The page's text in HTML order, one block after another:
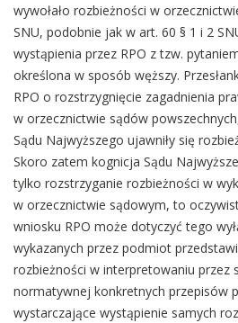
wywołało rozbieżności w
SNU, podobnie jak w art. 60 § 1 i 2
wystąpienia przez RPO z tzw.
określona w sposób węższy.
RPO o rozstrzygnięcie zagadnienia
w orzecznictwie sądów
Sądu Najwyższego ujawniły się
Skoro zatem kognicja Sądu
tylko rozstrzyganie rozbieżności w
w orzecznictwie sądowym, to
wniosku RPO może dotyczyć tego
wykazanych przez podmiot
rozbieżności w interpretowaniu przez
normatywnej konkretnych przepisów
wystarczające wystąpienie samych